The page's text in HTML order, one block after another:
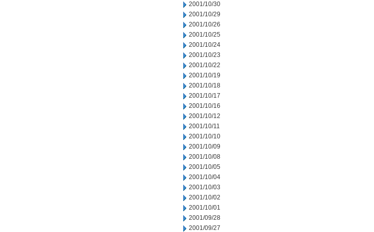
2001/10/30
2001/10/29
2001/10/26
2001/10/25
2001/10/24
2001/10/23
2001/10/22
2001/10/19
2001/10/18
2001/10/17
2001/10/16
2001/10/12
2001/10/11
2001/10/10
2001/10/09
2001/10/08
2001/10/05
2001/10/04
2001/10/03
2001/10/02
2001/10/01
2001/09/28
2001/09/27